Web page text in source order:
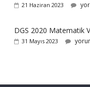
21 Haziran 2023
DGS 2020 Matematik
31 Mayıs 2023